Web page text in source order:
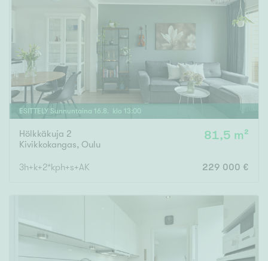
ESITTELY Sunnuntaina 16. 8 . klo 13:00
Hölkkäkuja 2
Kivikkokangas, Oulu
81,5 m²
3h+k+2*kph+s+AK 229 000 €